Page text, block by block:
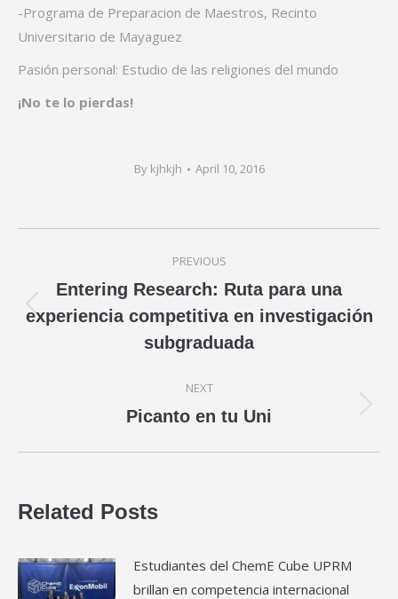
-Programa de Preparacion de Maestros, Recinto
Universitario de Mayaguez
Pasión personal: Estudio de las religiones del mundo
¡No te lo pierdas!
By kjhkjh April 10, 2016
navigation
PREVIOUS
Previous
post:
Entering Research: Ruta para una
experiencia competitiva en investigación
subgraduada
NEXT
Next
Picanto en tu Uni
Related Posts
Estudiantes del ChemE Cube UPRM
brillan en competencia internacional